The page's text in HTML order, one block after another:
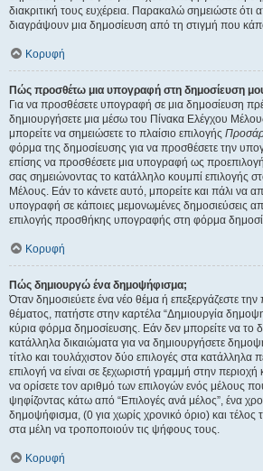
διακριτική τους ευχέρεια. Παρακαλώ σημειώστε ότι
διαγράψουν μια δημοσίευση από τη στιγμή που
Κορυφή
Πώς προσθέτω μια υπογραφή στη δημοσίευση
Για να προσθέσετε υπογραφή σε μια δημοσίευση
δημιουργήσετε μια μέσω του Πίνακα Ελέγχου
μπορείτε να σημειώσετε το πλαίσιο επιλογής
φόρμα της δημοσίευσης για να προσθέσετε την
επίσης να προσθέσετε μια υπογραφή ως προεπιλογή
σας σημειώνοντας το κατάλληλο κουμπί επιλογής
Μέλους. Εάν το κάνετε αυτό, μπορείτε και πάλι να
υπογραφή σε κάποιες μεμονωμένες δημοσιεύσεις
επιλογής προσθήκης υπογραφής στη φόρμα
Κορυφή
Πώς δημιουργώ ένα δημοψήφισμα;
Όταν δημοσιεύετε ένα νέο θέμα ή επεξεργάζεστε
θέματος, πατήστε στην καρτέλα “Δημιουργία
κύρια φόρμα δημοσίευσης. Εάν δεν μπορείτε να το
κατάλληλα δικαιώματα για να δημιουργήσετε
τίτλο και τουλάχιστον δύο επιλογές στα κατάλληλα
επιλογή να είναι σε ξεχωριστή γραμμή στην περιοχή
να ορίσετε τον αριθμό των επιλογών ενός μέλους
ψηφίζοντας κάτω από “Επιλογές ανά μέλος”, ένα
δημοψήφισμα, (0 για χωρίς χρονικό όριο) και τέλος
στα μέλη να τροποποιούν τις ψήφους τους.
Κορυφή